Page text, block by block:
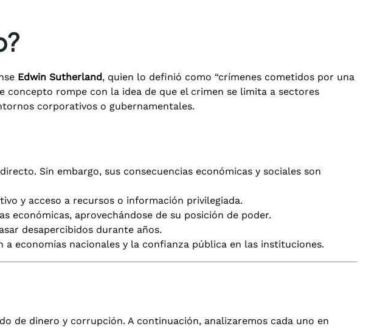
Edwin Sutherland, quien lo definió como “crímenes cometidos por una
concepto rompe con la idea de que el crimen se limita a sectores
corporativos o gubernamentales.
Sin embargo, sus consecuencias económicas y sociales son
y acceso a recursos o información privilegiada.
económicas, aprovechándose de su posición de poder.
desapercibidos durante años.
economías nacionales y la confianza pública en las instituciones.
de dinero y corrupción. A continuación, analizaremos cada uno en